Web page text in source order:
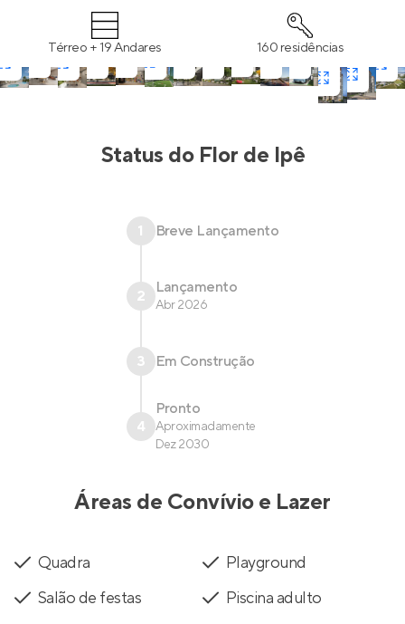
Térreo + 19 Andares 160 residências
Status do Flor de Ipê
1 Breve Lançamento
2 Lançamento
Abr 2026
3 Em Construção
4
Pronto
Aproximadamente
Dez 2030
Áreas de Convívio e Lazer
Quadra
Playground
Salão de festas
Piscina adulto